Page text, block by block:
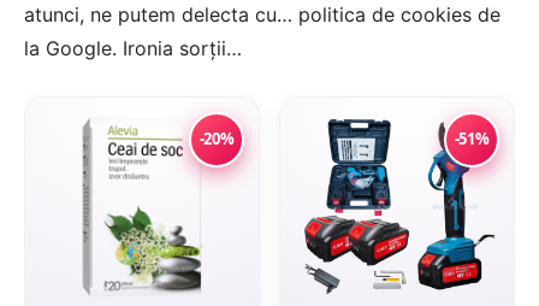
atunci, ne putem delecta cu… politica de cookies de
la Google. Ironia sorții…
-20% -51%